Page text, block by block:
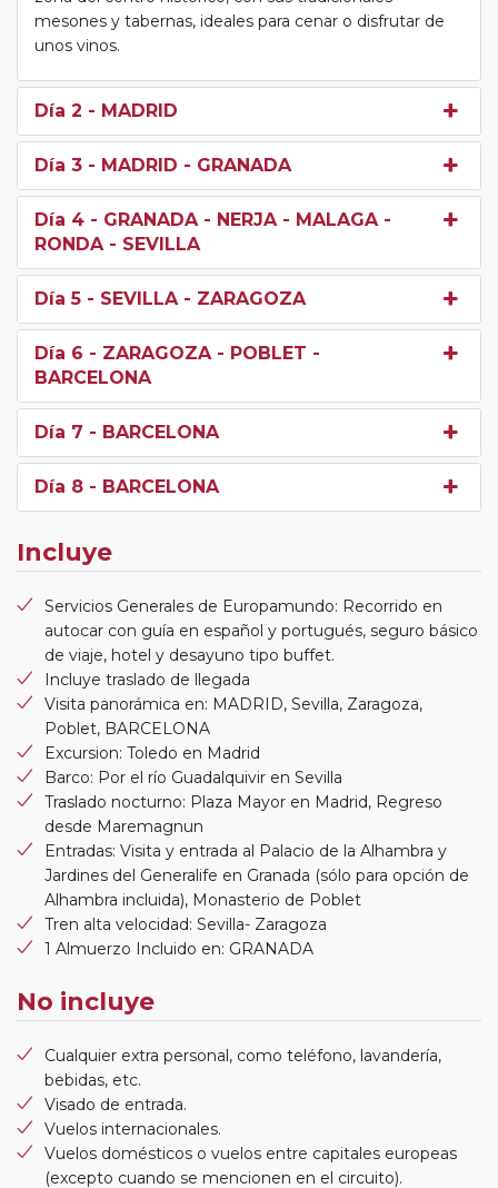
mesones y tabernas, ideales para cenar o disfrutar de
unos vinos.
Día 2 - MADRID
Día 3 - MADRID - GRANADA
Día 4 - GRANADA - NERJA - MALAGA -
RONDA - SEVILLA
Día 5 - SEVILLA - ZARAGOZA
Día 6 - ZARAGOZA - POBLET -
BARCELONA
Día 7 - BARCELONA
Día 8 - BARCELONA
Incluye
Servicios Generales de Europamundo: Recorrido en
autocar con guía en español y portugués, seguro básico
de viaje, hotel y desayuno tipo buffet.
Incluye traslado de llegada
Visita panorámica en: MADRID, Sevilla, Zaragoza,
Poblet, BARCELONA
Excursion: Toledo en Madrid
Barco: Por el río Guadalquivir en Sevilla
Traslado nocturno: Plaza Mayor en Madrid, Regreso
desde Maremagnun
Entradas: Visita y entrada al Palacio de la Alhambra y
Jardines del Generalife en Granada (sólo para opción de
Alhambra incluida), Monasterio de Poblet
Tren alta velocidad: Sevilla- Zaragoza
1 Almuerzo Incluido en: GRANADA
No incluye
Cualquier extra personal, como teléfono, lavandería,
bebidas, etc.
Visado de entrada.
Vuelos internacionales.
Vuelos domésticos o vuelos entre capitales europeas
(excepto cuando se mencionen en el circuito).